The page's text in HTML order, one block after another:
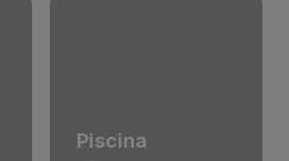
Piscina